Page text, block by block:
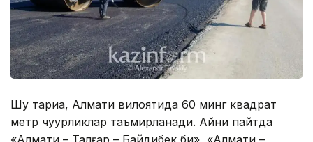
Шу тариқа, Алмати вилоятида 60 минг квадрат
метр чуқурликлар таъмирланади. Айни пайтда
«Алмати – Талғар – Байдибек би», «Алмати –